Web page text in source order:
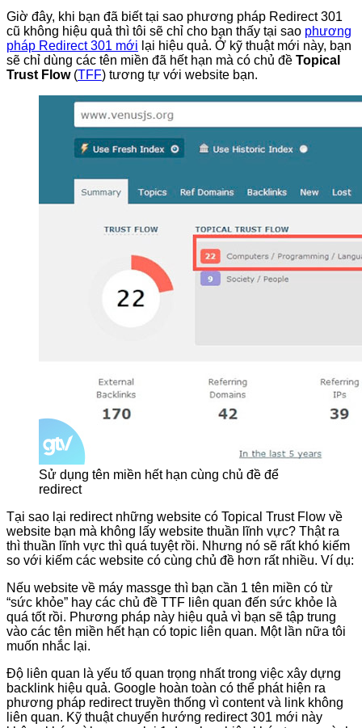
Giờ đây, khi bạn đã biết tại sao phương pháp Redirect 301
cũ không hiệu quả thì tôi sẽ chỉ cho bạn thấy tại sao phương
pháp Redirect 301 mới lại hiệu quả. Ở kỹ thuật mới này, bạn
sẽ chỉ dùng các tên miền đã hết hạn mà có chủ đề Topical
Trust Flow(TFF) tương tự với website bạn.
Sử dụng tên miền hết hạn cùng chủ đề để
redirect
Tại sao lại redirect những website có Topical Trust Flow về
website bạn mà không lấy website thuần lĩnh vực? Thật ra
thì thuần lĩnh vực thì quá tuyệt rồi. Nhưng nó sẽ rất khó kiếm
so với kiếm các website có cùng chủ đề hơn rất nhiều. Ví dụ:
Nếu website về máy massge thì bạn cần 1 tên miền có từ
“sức khỏe” hay các chủ đề TTF liên quan đến sức khỏe là
quá tốt rồi. Phương pháp này hiệu quả vì bạn sẽ tập trung
vào các tên miền hết hạn có topic liên quan. Một lần nữa tôi
muốn nhắc lại.
Độ liên quan là yếu tố quan trọng nhất trong việc xây dựng
backlink hiệu quả. Google hoàn toàn có thể phát hiện ra
phương pháp redirect truyền thống vì content và link không
liên quan. Kỹ thuật chuyển hướng redirect 301 mới này